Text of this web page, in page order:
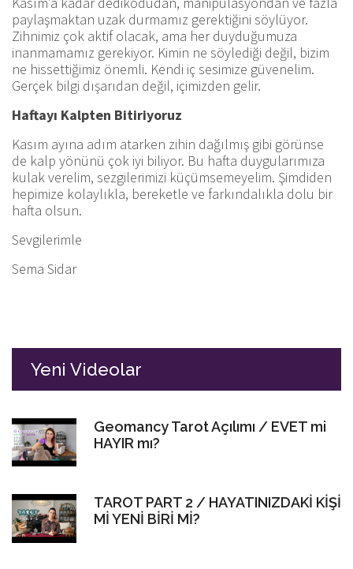
paylaşmaktan uzak durmamız gerektiğini söylüyor.
Zihnimiz çok aktif olacak, ama her duyduğumuza
inanmamamız gerekiyor. Kimin ne söylediği değil, bizim
ne hissettiğimiz önemli. Kendi iç sesimize güvenelim.
Gerçek bilgi dışarıdan değil, içimizden gelir.
Haftayı Kalpten Bitiriyoruz
Kasım ayına adım atarken zihin dağılmış gibi görünse
de kalp yönünü çok iyi biliyor. Bu hafta duygularımıza
kulak verelim, sezgilerimizi küçümsemeyelim. Şimdiden
hepimize kolaylıkla, bereketle ve farkındalıkla dolu bir
hafta olsun.
Sevgilerimle
Sema Sidar
Yeni Videolar
Geomancy Tarot Açılımı / EVET mi
HAYIR mı?
TAROT PART 2 / HAYATINIZDAKİ KİŞİ
Mİ YENİ BİRİ Mİ?